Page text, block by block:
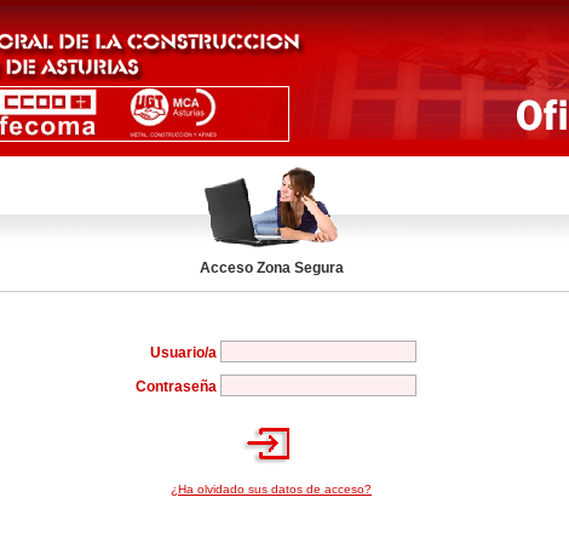
Acceso Zona Segura
Usuario/a
Contraseña
¿Ha olvidado sus datos de acceso?